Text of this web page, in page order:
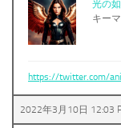
光の
キー
https://twitter.com/
2022年3月10日 12:03